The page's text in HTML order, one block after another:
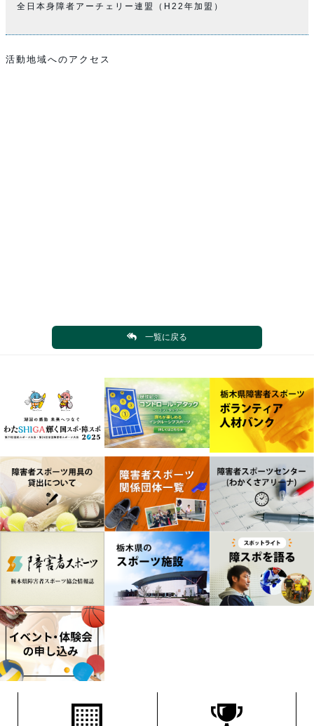
全日本身障者アーチェリー連盟（H22年加盟）
活動地域へのアクセス
一覧に戻る